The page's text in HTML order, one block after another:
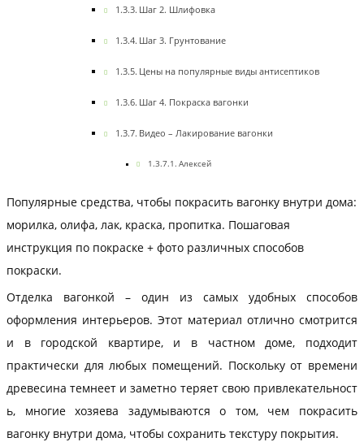
Шаг 2. Шлифовка
Шаг 3. Грунтование
Цены на популярные виды антисептиков
Шаг 4. Покраска вагонки
Видео – Лакирование вагонки
Алексей
Популярные средства, чтобы покрасить вагонку внутри дома:
морилка, олифа, лак, краска, пропитка. Пошаговая
инструкция по покраске + фото различных способов
покраски.
Отделка вагонкой – один из самых удобных способов
оформления интерьеров. Этот материал отлично смотрится
и в городской квартире, и в частном доме, подходит
практически для любых помещений. Поскольку от времени
древесина темнеет и заметно теряет свою привлекательност
ь, многие хозяева задумываются о том, чем покрасить
вагонку внутри дома, чтобы сохранить текстуру покрытия.